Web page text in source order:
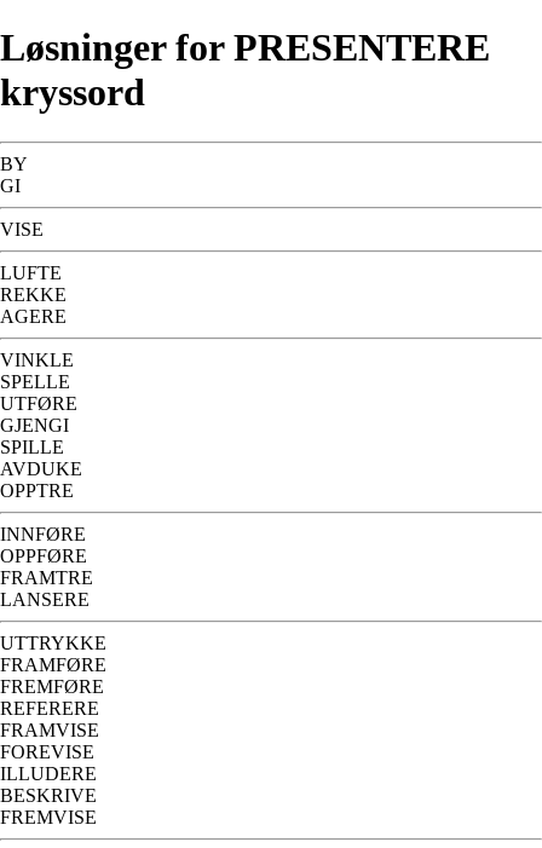
Løsninger for PRESENTERE
kryssord
BY
GI
VISE
LUFTE
REKKE
AGERE
VINKLE
SPELLE
UTFØRE
GJENGI
SPILLE
AVDUKE
OPPTRE
INNFØRE
OPPFØRE
FRAMTRE
LANSERE
UTTRYKKE
FRAMFØRE
FREMFØRE
REFERERE
FRAMVISE
FOREVISE
ILLUDERE
BESKRIVE
FREMVISE